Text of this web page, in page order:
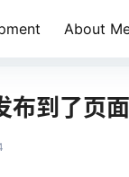
About
布到了页